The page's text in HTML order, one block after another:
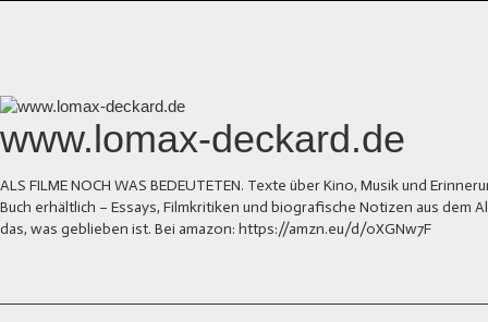
www.lomax-deckard.de
ALS FILME NOCH WAS BEDEUTETEN. Texte über Kino, Musik und
Buch erhältlich – Essays, Filmkritiken und biografische Notizen aus dem
das, was geblieben ist. Bei amazon: https://amzn.eu/d/0XGNw7F